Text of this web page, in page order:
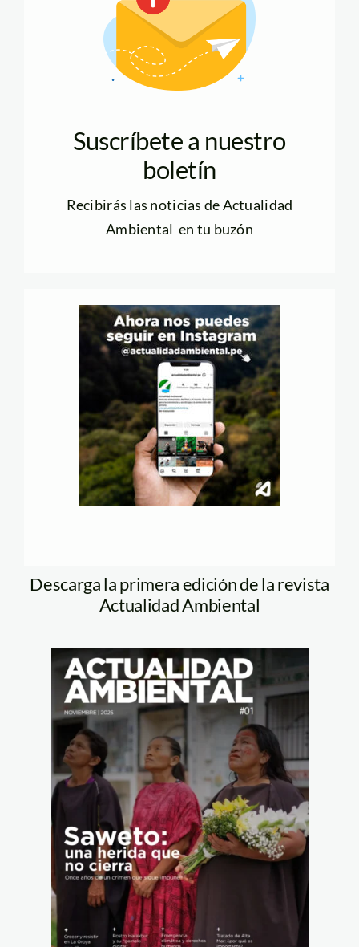
Suscríbete a nuestro
boletín
Recibirás las noticias de Actualidad
Ambiental en tu buzón
Descarga la primera edición de la revista
Actualidad Ambiental